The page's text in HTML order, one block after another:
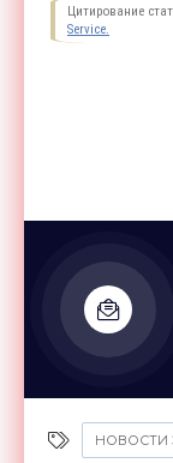
Цитирование
Service.
НОВОСТИ